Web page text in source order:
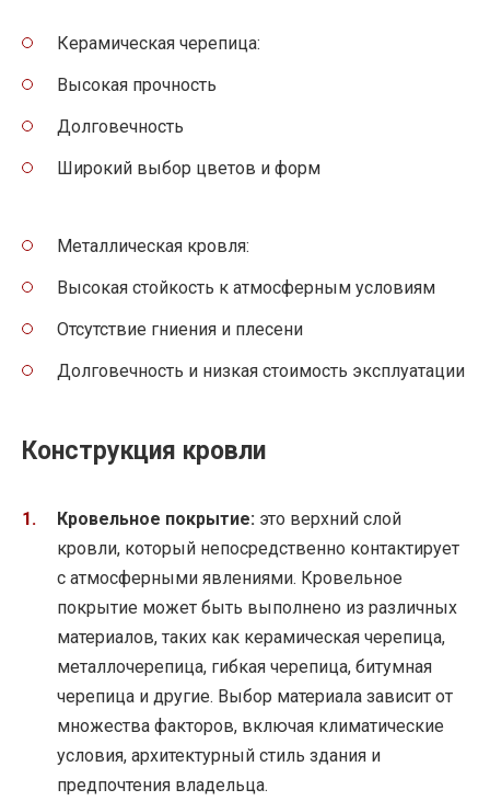
Керамическая черепица:
Высокая прочность
Долговечность
Широкий выбор цветов и форм
Металлическая кровля:
Высокая стойкость к атмосферным условиям
Отсутствие гниения и плесени
Долговечность и низкая стоимость эксплуатации
Конструкция кровли
Кровельное покрытие: это верхний слой
кровли, который непосредственно контактирует
с атмосферными явлениями. Кровельное
покрытие может быть выполнено из различных
материалов, таких как керамическая черепица,
металлочерепица, гибкая черепица, битумная
черепица и другие. Выбор материала зависит от
множества факторов, включая климатические
условия, архитектурный стиль здания и
предпочтения владельца.